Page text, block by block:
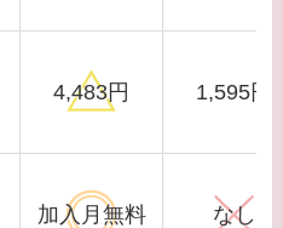
4,483円 1,595円
加入月無料 なし